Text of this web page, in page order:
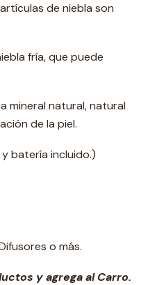
de niebla son
fría, que puede
mineral natural, natural
de la piel.
y batería incluido.)
o más.
y agrega al Carro.